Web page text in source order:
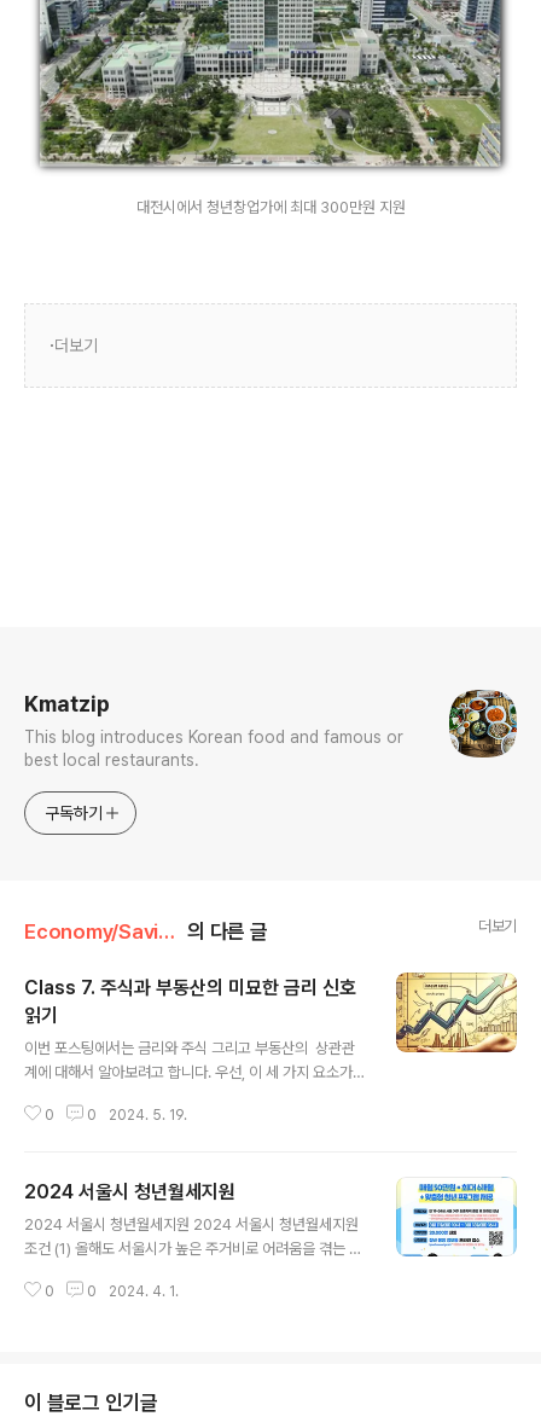
대전시에서 청년창업가에 최대 300만원 지원
더보기
Kmatzip
This blog introduces Korean food and famous or
best local restaurants.
구독하기
Economy/Saving Money information 의 다른 글 더보기
Class 7. 주식과 부동산의 미묘한 금리 신호
읽기
이번 포스팅에서는 금리와 주식 그리고 부동산의 상관관
계에 대해서 알아보려고 합니다. 우선, 이 세 가지 요소가
기 위해 이야기의 시작은 '금리'에서 시작을 할까 합니다.
황을 결정하기 때문입니다. 금리와 주식의 관계금리가 높
아지면 사람들은 대출을 받아 투자하는 것보다는 저축을
선택하게 됩니다. 이로 인해 기업의 투자 비용이 증가하고
의 이익이 줄어들고, 이는 주식 가치를 하락시키는 요인이
0 0 2024. 5. 19.
2024 서울시 청년월세지원
2024 서울시 청년월세지원 2024 서울시 청년월세지원
조건 (1) 올해도 서울시가 높은 주거비로 어려움을 겪는 청
명에게 최대 월 20만원, 12개월 동안 월세를 지원한다고
되어 있어야 하며, 만 19 ~ 39세 (주민등록등본산 1984
~ 2005년) 무주택 청년 1인 가구 중 기준중위소득 150%
0 0 2024. 4. 1.
이 블로그 인기글